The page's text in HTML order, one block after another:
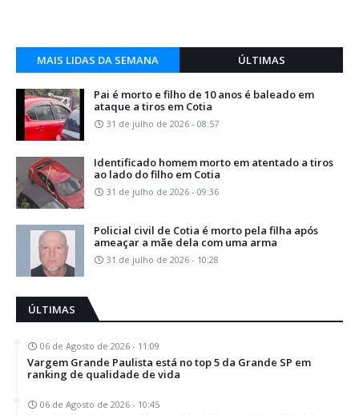
MAIS LIDAS DA SEMANA ÚLTIMAS
Pai é morto e filho de 10 anos é baleado em
ataque a tiros em Cotia
31 de julho de 2026 - 08:57
Identificado homem morto em atentado a tiros
ao lado do filho em Cotia
31 de julho de 2026 - 09:36
Policial civil de Cotia é morto pela filha após
ameaçar a mãe dela com uma arma
31 de julho de 2026 - 10:28
ÚLTIMAS
06 de Agosto de 2026 - 11:09
Vargem Grande Paulista está no top 5 da Grande SP em
ranking de qualidade de vida
06 de Agosto de 2026 - 10:45